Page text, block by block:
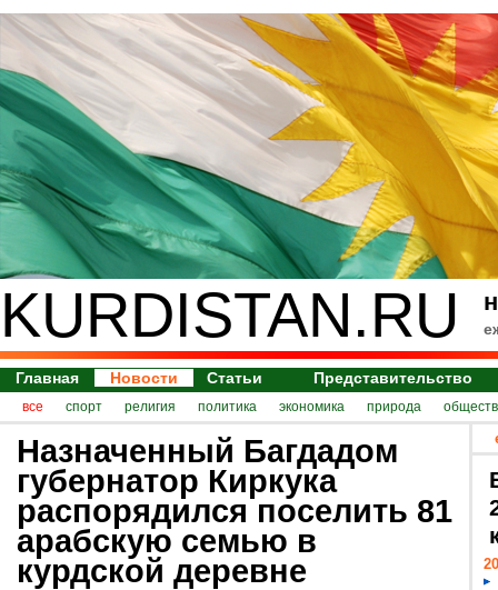
KURDISTAN.RU
Главная Новости Статьи Представительство
все спорт религия политика экономика природа
Назначенный Багдадом
губернатор Киркука
распорядился поселить 81
арабскую семью в
курдской деревне